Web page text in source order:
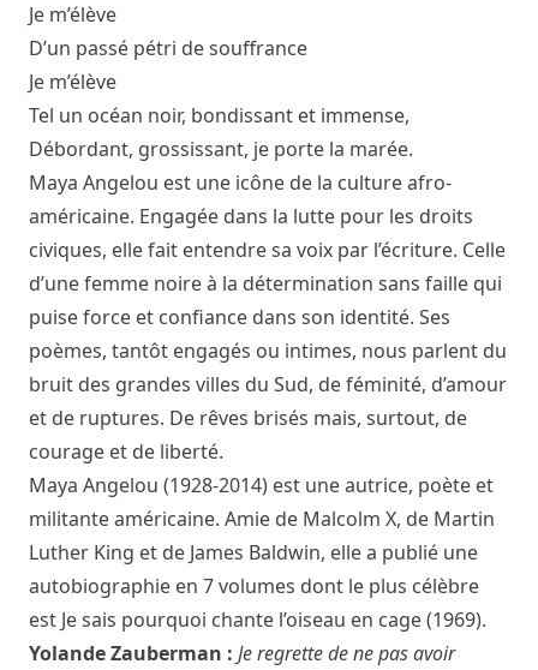
Je m’élève
D’un passé pétri de souffrance
Je m’élève
Tel un océan noir, bondissant et immense,
Débordant, grossissant, je porte la marée.
Maya Angelou est une icône de la culture afro-
américaine. Engagée dans la lutte pour les droits
civiques, elle fait entendre sa voix par l’écriture. Celle
d’une femme noire à la détermination sans faille qui
puise force et confiance dans son identité. Ses
poèmes, tantôt engagés ou intimes, nous parlent du
bruit des grandes villes du Sud, de féminité, d’amour
et de ruptures. De rêves brisés mais, surtout, de
courage et de liberté.
Maya Angelou (1928-2014) est une autrice, poète et
militante américaine. Amie de Malcolm X, de Martin
Luther King et de James Baldwin, elle a publié une
autobiographie en 7 volumes dont le plus célèbre
est Je sais pourquoi chante l’oiseau en cage (1969).
Yolande Zauberman : Je regrette de ne pas avoir